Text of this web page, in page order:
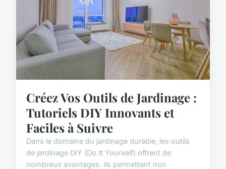
Créez Vos Outils de Jardinage :
Tutoriels DIY Innovants et
Faciles à Suivre
Dans le domaine du jardinage durable, les outils
de jardinage DIY (Do It Yourself) offrent de
nombreux avantages. Ils permettent non